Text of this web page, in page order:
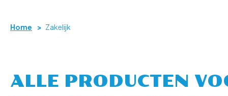
Home > Zakelijk
ALLE PRODUCTEN